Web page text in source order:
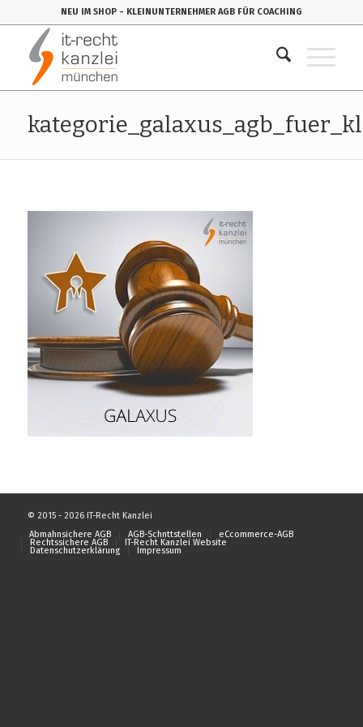
NEU IM SHOP - KLEINUNTERNEHMER AGB FÜR COACHING
© 2015 - 2026 IT-Recht Kanzlei
Abmahnsichere AGB
AGB-Schnttstellen eCcommerce-AGB
Rechtssichere AGB IT-Recht Kanzlei Website
Datenschutzerklärung Impressum